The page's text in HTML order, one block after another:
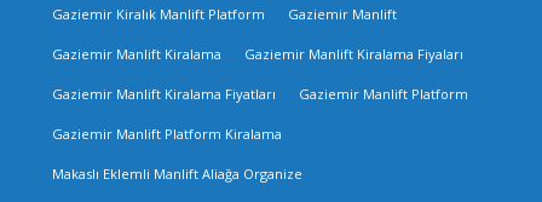
Gaziemir Kiralık Manlift Platform Gaziemir Manlift
Gaziemir Manlift Kiralama Gaziemir Manlift Kiralama Fiyaları
Gaziemir Manlift Kiralama Fiyatları Gaziemir Manlift Platform
Gaziemir Manlift Platform Kiralama
Makaslı Eklemli Manlift Aliağa Organize